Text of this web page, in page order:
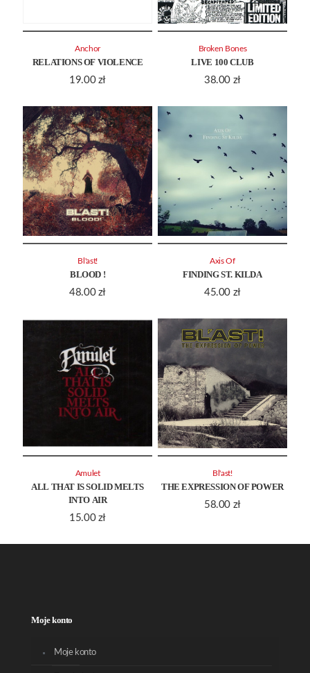
RELATIONS OF VIOLENCE
19.00 zł
Anchor
LIVE 100 CLUB
38.00 zł
Broken Bones
BLOOD !
48.00 zł
Bl'ast!
FINDING ST. KILDA
45.00 zł
Axis Of
ALL THAT IS SOLID MELTS
INTO AIR
15.00 zł
Amulet
THE EXPRESSION OF POWER
58.00 zł
Bl'ast!
Moje konto
Moje konto